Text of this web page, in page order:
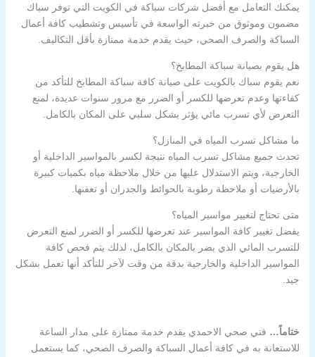
يمكنك التعامل مع أفضل شركات سباكة في الكويت التي توفر سباك
مضمون وموثوق من خبرته الواسعة في تأسيس وتشطيب كافة أعمال
السباكة والصرف الصحي، حيث يقدم خدمة ممتازة بأقل التكاليف.
هل يقوم بصيانة سباكة المطابخ؟
نعم يقوم سباك بالكويت على صيانة كافة سباكة المطابخ للتأكد من
كفاءتها وعدم تعرضها للكسر أو الضرر مع مرور سنوات عديدة، لمنع
التعرض لأي تسرب مائي يؤثر بشكل سلبي على المكان بالكامل.
ما مشاكل تسرب المياه في المنازل؟
تحدث جميع مشاكل تسرب المياه نتيجة لكسر بالمواسير الداخلية أو
الخارجية، ويتم الاستدلال عليها من خلال ملاحظة مياه بكميات كبيرة
بالأرضيات أو ملاحظة رطوبة بالحوائط والجدران أو تعفنها.
متى تحتاج لتغيير مواسير المياه؟
يفضل تغيير كافة المواسير عند تعرضها للكسر أو الضرر لمنع التعرض
للتسرب المائي الذي يضر بالمكان بالكامل، لذلك يتم فحص كافة
المواسير الداخلية والخارجية بدقة من وقت لآخر للتأكد أنها تعمل بشكل
جيد.
ختاماً… فني صحي الاحمدي يقدم خدمة ممتازة على مدار الساعة
للاستعانة به في كافة أعمال السباكة والصرف الصحي، كما يستعمل